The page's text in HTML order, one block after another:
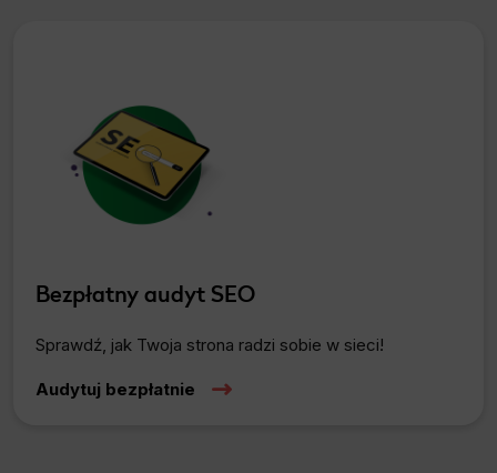
Analytics
Scripts and data used to collect information to analyze site traffic and how users use the site, how they came to the site, and
to create aggregate demographic statistics about users. Analytical cookies and similar technologies allow us to measure the
effectiveness of actions taken and content presented.
user, providing him or her with the marketing, advertising and retargeting content deemed most appropriate.
Bezpłatny audyt SEO
Sprawdź, jak Twoja strona radzi sobie w sieci!
Audytuj bezpłatnie